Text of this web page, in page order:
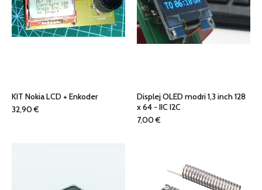
KIT Nokia LCD + Enkoder
32,90€
Displej OLED modri 1,3 inch 128
x 64 - IIC I2C
7,00€